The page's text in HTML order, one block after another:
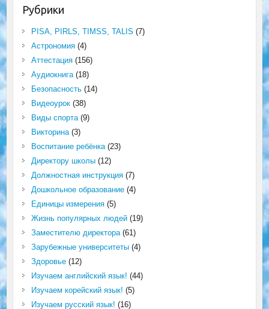
Рубрики
PISA, PIRLS, TIMSS, TALIS (7)
Астрономия(4)
Аттестация(156)
Аудиокнига(18)
Безопасность(14)
Видеоурок(38)
Виды спорта(9)
Викторина(3)
Воспитание ребёнка(23)
Директору школы(12)
Должностная инструкция(7)
Дошкольное образование(4)
Единицы измерения(5)
Жизнь популярных людей(19)
Заместителю директора(61)
Зарубежные университеты(4)
Здоровье(12)
Изучаем английский язык! (44)
Изучаем корейский язык! (5)
Изучаем русский язык! (16)